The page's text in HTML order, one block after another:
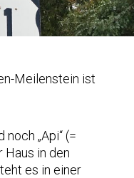
Meilenstein ist
„Api“ (=
Haus in den
es in einer